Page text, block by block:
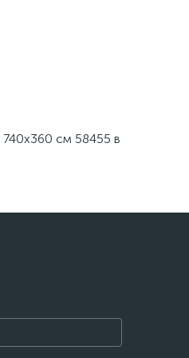
740х360 см 58455 в